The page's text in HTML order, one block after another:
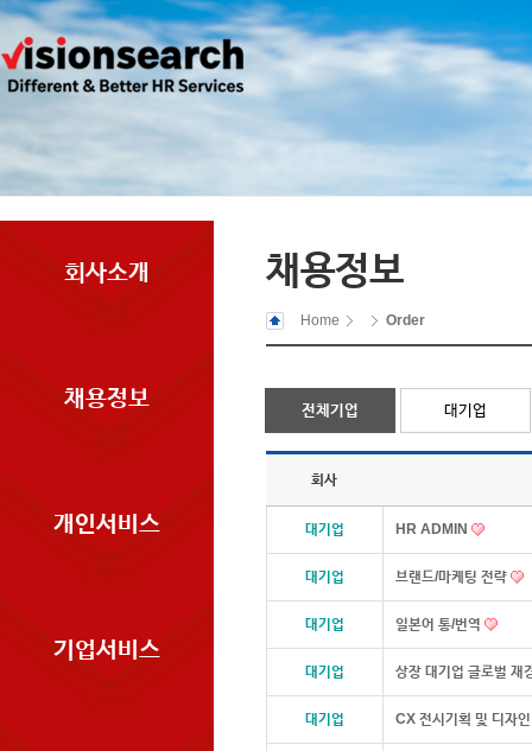
회사소개
채용정보
개인서비스
기업서비스
채용정보
Home Order
전체기업 대기업
회사
대기업 HR ADMIN
대기업 브랜드/마케팅 전략
대기업 일본어 통/번역
대기업 상장 대기업 글로벌 재
대기업 CX 전시기획 및 디자